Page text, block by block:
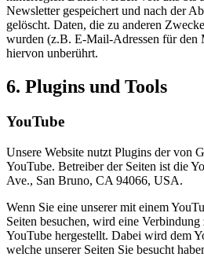
Newsletter gespeichert und nach der
gelöscht. Daten, die zu anderen
wurden (z.B. E-Mail-Adressen für den
hiervon unberührt.
6. Plugins und Tools
YouTube
Unsere Website nutzt Plugins der von
YouTube. Betreiber der Seiten ist die
Ave., San Bruno, CA 94066, USA.
Wenn Sie eine unserer mit einem
Seiten besuchen, wird eine
YouTube hergestellt. Dabei wird dem
welche unserer Seiten Sie besucht